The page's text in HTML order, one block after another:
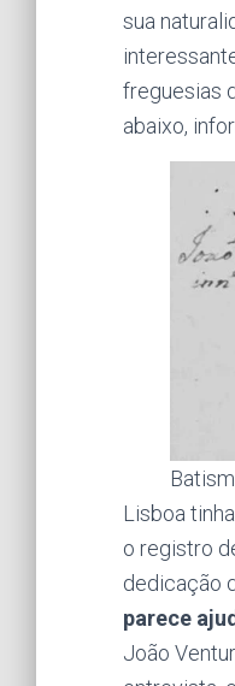
sua
freguesias
abaixo,
Lisboa tinha
o registro
dedicação
parece
João